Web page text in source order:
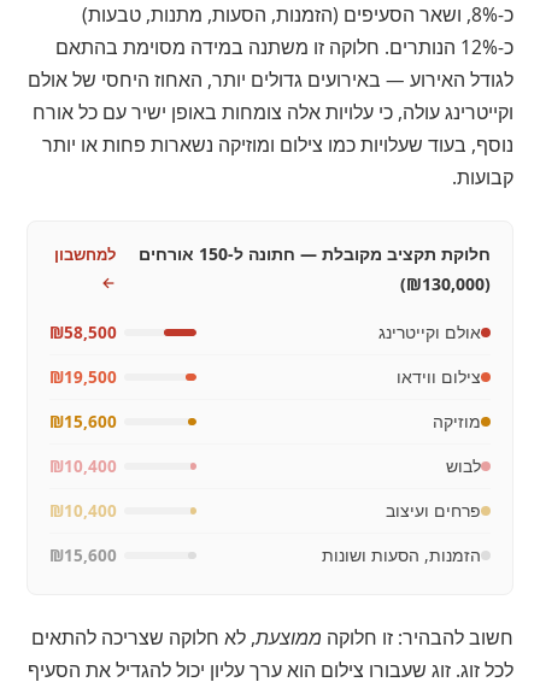
כ-8%, ושאר הסעיפים (הזמנות, הסעות, מתנות, טבעות)
כ-12% הנותרים. חלוקה זו משתנה במידה מסוימת בהתאם
לגודל האירוע — באירועים גדולים יותר, האחוז היחסי של אולם
וקייטרינג עולה, כי עלויות אלה צומחות באופן ישיר עם כל אורח
נוסף, בעוד שעלויות כמו צילום ומוזיקה נשארות פחות או יותר
קבועות.
חלוקת תקציב מקובלת — חתונה ל-150 אורחים
למחשבון
אולם וקייטרינג ₪58,500
צילום ווידאו ₪19,500
מוזיקה ₪15,600
לבוש ₪10,400
פרחים ועיצוב ₪10,400
הזמנות, הסעות ושונות ₪15,600
חשוב להבהיר: זו חלוקהממוצעת, לא חלוקה שצריכה להתאים
לכל זוג. זוג שעבורו צילום הוא ערך עליון יכול להגדיל את הסעיף